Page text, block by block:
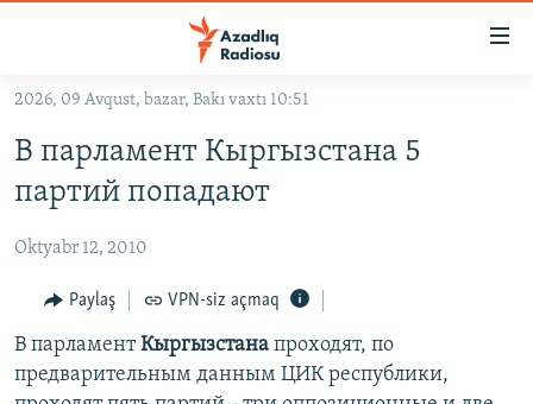
Əsas
qayıt
Əsas
naviqasiyaya
qayıt
#İZAHLA
KORRUPSIOMETR
#ƏSLINDƏ
FƏRQƏ BAX
QANUNI DOĞRU
ARAŞDIRMA
2026, 09 Avqust, bazar, Bakı vaxtı 10:51
В парламент Кыргызстана 5
партий попадают
Oktyabr 12, 2010
Paylaş VPN-siz açmaq
В парламентКыргызстана проходят, по
предварительным данным ЦИК республики,